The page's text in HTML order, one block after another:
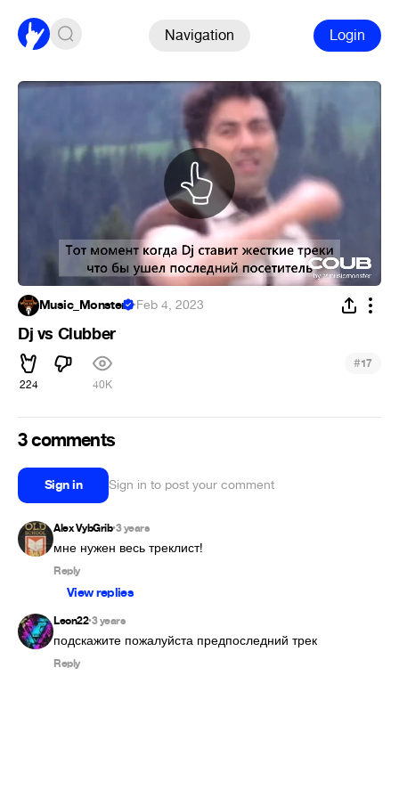
Navigation Login
Music_Monster ·Feb 4, 2023
Dj vs Clubber
224 40K
#17
3 comments
Sign in Sign in to post your comment
Alex VybGrib•3 years
мне нужен весь треклист!
Reply
View replies
Leon22•3 years
подскажите пожалуйста предпоследний трек
Reply